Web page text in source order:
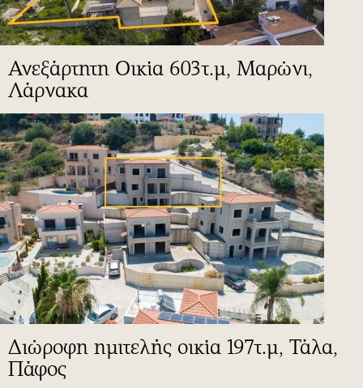
Ανεξάρτητη Οικία 603τ.μ, Μαρώνι,
Λάρνακα
Διώροφη ημιτελής οικία 197τ.μ, Τάλα,
Πάφος